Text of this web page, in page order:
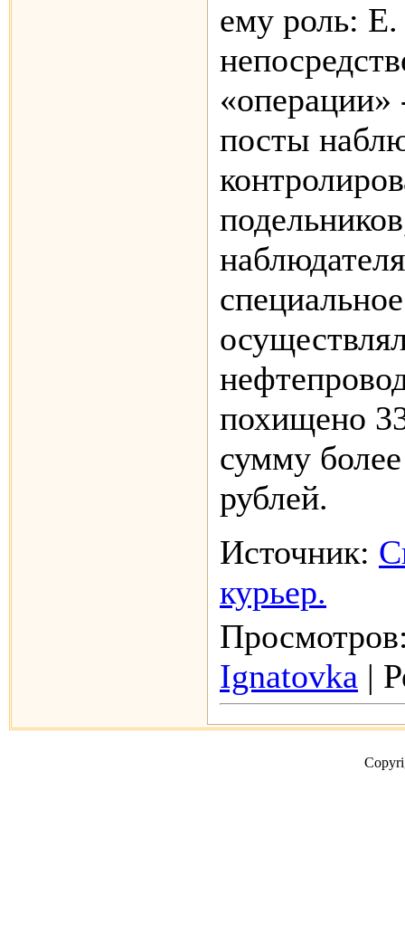
ему роль: Е.
«операции»
посты
похищено
сумму
рублей.
Источник:
курьер.
Ignatovka |